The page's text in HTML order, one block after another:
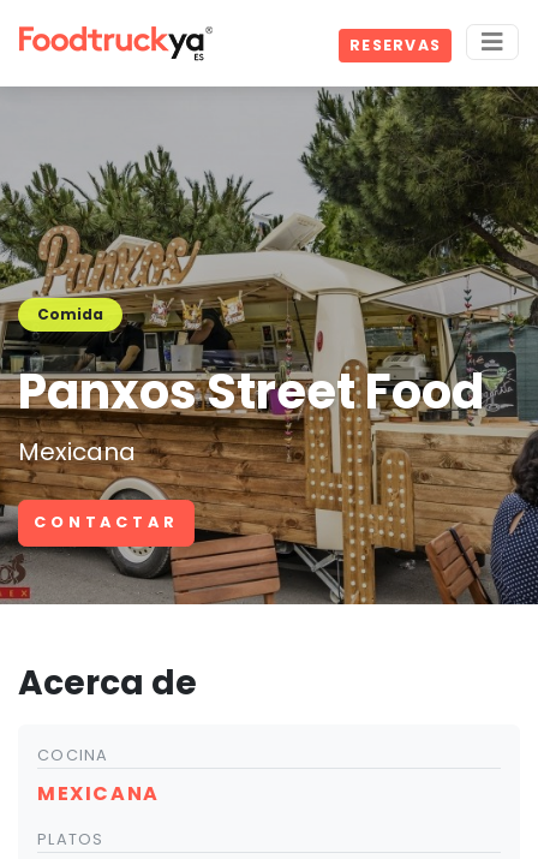
RESERVAS
Comida
Panxos Street Food
Mexicana
CONTACTAR
Acerca de
COCINA
MEXICANA
PLATOS